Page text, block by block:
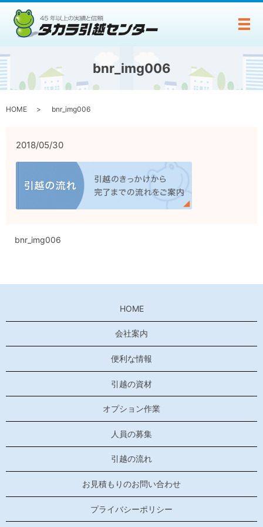
メ
bnr_img006
HOME bnr_img006
2018/05/30
bnr_img006
HOME
会社案内
便利な情報
引越の資材
オプション作業
人員の募集
引越の流れ
お見積もりのお問い合わせ
プライバシーポリシー